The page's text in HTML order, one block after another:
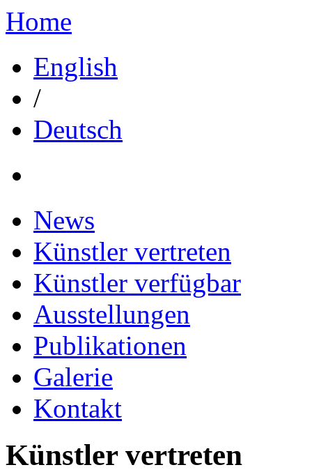
Home
English
/
Deutsch
News
Künstler vertreten
Künstler verfügbar
Ausstellungen
Publikationen
Galerie
Kontakt
Künstler vertreten